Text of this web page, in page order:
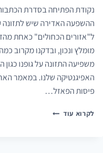
נקודת הפתיחה בסדרת
ההשפעה האדירה שיש לתזונה
ל"אזורים הכחולים" כאחת
מומלץ ונכון, ובדקנו מקרוב
משפיעה התזונה על גופנו
האפיגנטיקה שלנו. במאמר
פיסות הפאזל…
לקרוא עודבהירות